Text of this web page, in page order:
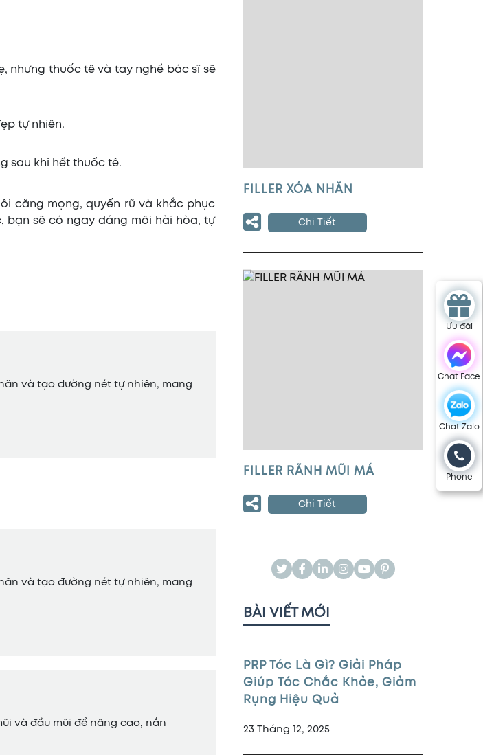
Ưu đãi
Chat Face
Chat Zalo
Phone
nhưng thuốc tê và tay nghề bác sĩ sẽ
tự nhiên.
sau khi hết thuốc tê.
căng mọng, quyến rũ và khắc phục
bạn sẽ có ngay dáng môi hài hòa, tự
và tạo đường nét tự nhiên, mang
và tạo đường nét tự nhiên, mang
và đầu mũi để nâng cao, nắn
FILLER XÓA NHĂN
Chi Tiết
FILLER RÃNH MŨI MÁ
Chi Tiết
BÀI VIẾT MỚI
PRP Tóc Là Gì? Giải Pháp
Giúp Tóc Chắc Khỏe, Giảm
Rụng Hiệu Quả
23 Tháng 12, 2025